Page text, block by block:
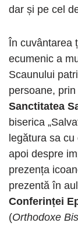
dar și pe cel
În cuvântarea
ecumenic a
Scaunului
persoane,
Sanctitatea
biserica
legătura sa
apoi despre
prezența
prezentă în
Conferinței
(Orthodoxe